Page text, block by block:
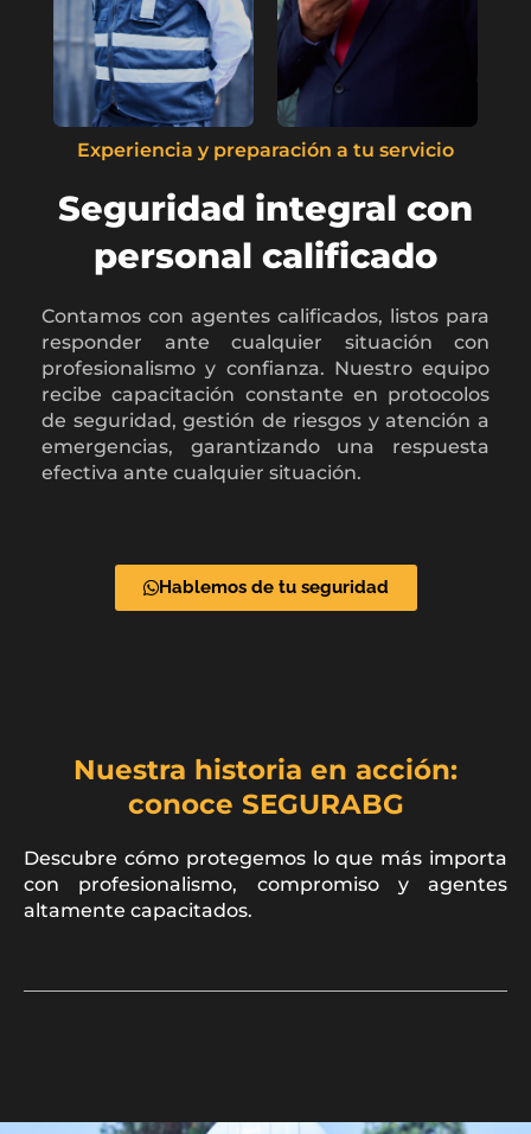
Experiencia y preparación a tu servicio
Seguridad integral con
personal calificado
Contamos con agentes calificados, listos para
responder ante cualquier situación con
profesionalismo y confianza. Nuestro equipo
recibe capacitación constante en protocolos
de seguridad, gestión de riesgos y atención a
emergencias, garantizando una respuesta
efectiva ante cualquier situación.
Hablemos de tu seguridad
Nuestra historia en acción:
conoce SEGURABG
Descubre cómo protegemos lo que más importa
con profesionalismo, compromiso y agentes
altamente capacitados.